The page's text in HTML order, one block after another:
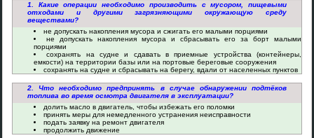
1. Какие операции необходимо производить с мусором, пищевыми
отходами и другими загрязняющими окружающую среду
веществами?
не допускать накопления мусора и сжигать его малыми порциями
не допускать накопления мусора и сбрасывать его за борт малыми
порциями
сохранять на судне и сдавать в приемные устройства (контейнеры,
емкости) на территории базы или на портовые береговые сооружения
сохранять на судне и сбрасывать на берегу, вдали от населенных пунктов
2. Что необходимо предпринять в случае обнаружении подтёков
топлива во время осмотра двигателя в эксплуатации?
долить масло в двигатель, чтобы избежать его поломки
принять меры для немедленного устранения неисправности
подать заявку на ремонт двигателя
продолжить движение